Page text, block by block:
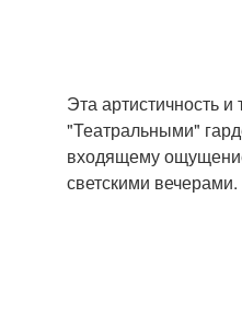
Эта артистичность
"Театральными"
входящему
светскими вечерами.